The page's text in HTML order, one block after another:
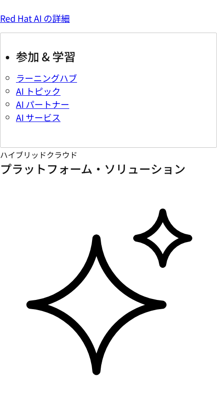
Red Hat AI の詳細
参加 & 学習
ラーニングハブ
AI トピック
AI パートナー
AI サービス
ハイブリッドクラウド
プラットフォーム・ソリューション